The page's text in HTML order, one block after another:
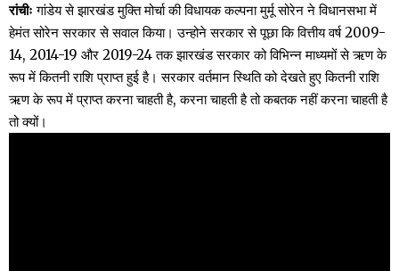
रांचीः गांडेय से झारखंड मुक्ति मोर्चा की विधायक कल्पना मुर्मू सोरेन ने विधानसभा में
हेमंत सोरेन सरकार से सवाल किया। उन्होने सरकार से पूछा कि वित्तीय वर्ष 2009-
14, 2014-19 और 2019-24 तक झारखंड सरकार को विभिन्न माध्यमों से ऋण के
रूप में कितनी राशि प्राप्त हुई है। सरकार वर्तमान स्थिति को देखते हुए कितनी राशि
ऋण के रूप में प्राप्त करना चाहती है, करना चाहती है तो कबतक नहीं करना चाहती है
तो क्यों।